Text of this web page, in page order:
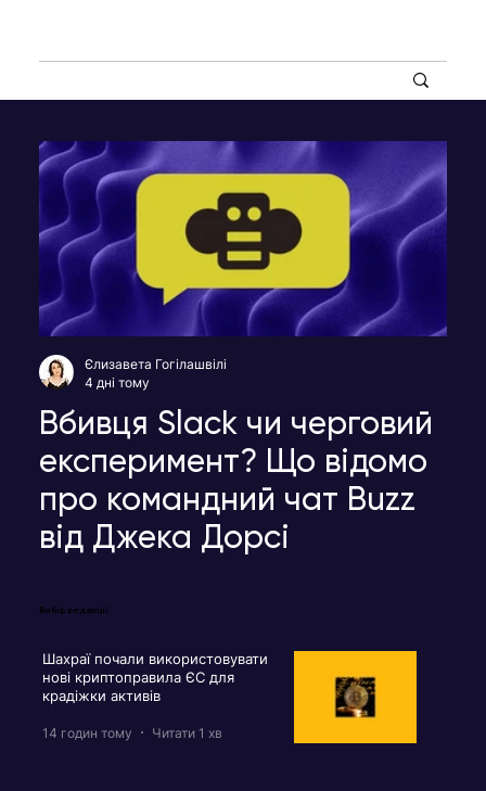
Вбивця Slack чи черговий
експеримент? Що відомо
про командний чат Buzz
від Джека Дорсі
Єлизавета Гогілашвілі
4 дні тому
Вибір редакції
Шахраї почали використовувати
нові криптоправила ЄС для
крадіжки активів
14 годин тому Читати 1 хв